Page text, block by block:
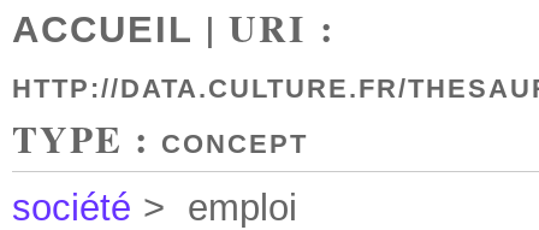
ACCUEIL | URI :
HTTP://DATA.CULTURE.FR/
TYPE : CONCEPT
société > emploi